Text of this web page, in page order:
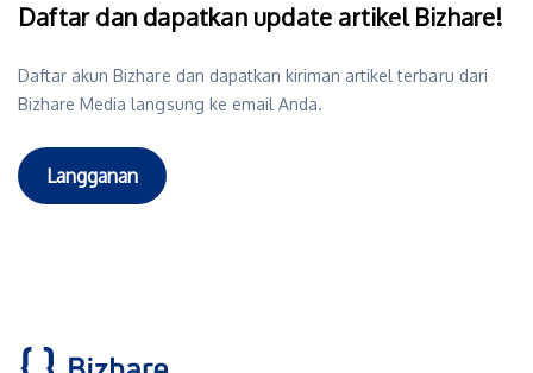
Daftar dan dapatkan update artikel Bizhare!
Daftar akun Bizhare dan dapatkan kiriman artikel terbaru dari
Bizhare Media langsung ke email Anda.
Langganan